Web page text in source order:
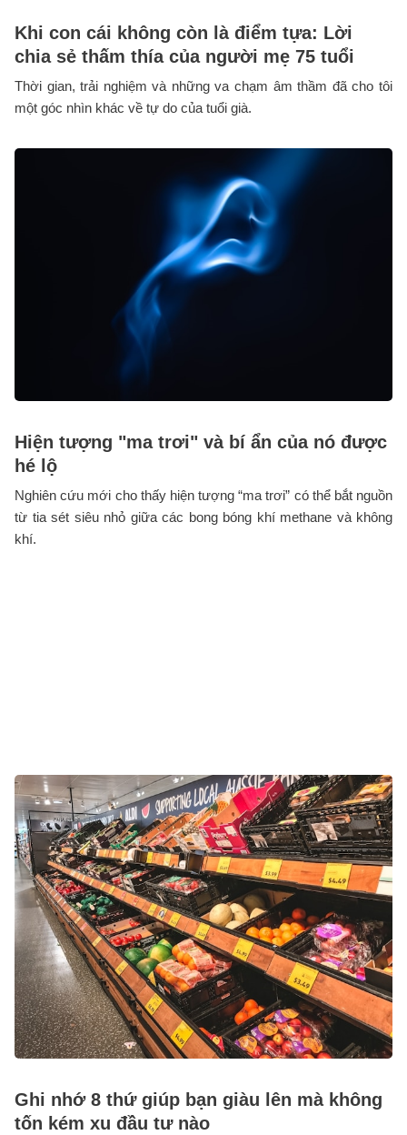
Khi con cái không còn là điểm tựa: Lời
chia sẻ thấm thía của người mẹ 75 tuổi
Thời gian, trải nghiệm và những va chạm âm thầm đã cho tôi
một góc nhìn khác về tự do của tuổi già.
Hiện tượng "ma trơi" và bí ẩn của nó được
hé lộ
Nghiên cứu mới cho thấy hiện tượng “ma trơi” có thể bắt nguồn
từ tia sét siêu nhỏ giữa các bong bóng khí methane và không
khí.
Ghi nhớ 8 thứ giúp bạn giàu lên mà không
tốn kém xu đầu tư nào